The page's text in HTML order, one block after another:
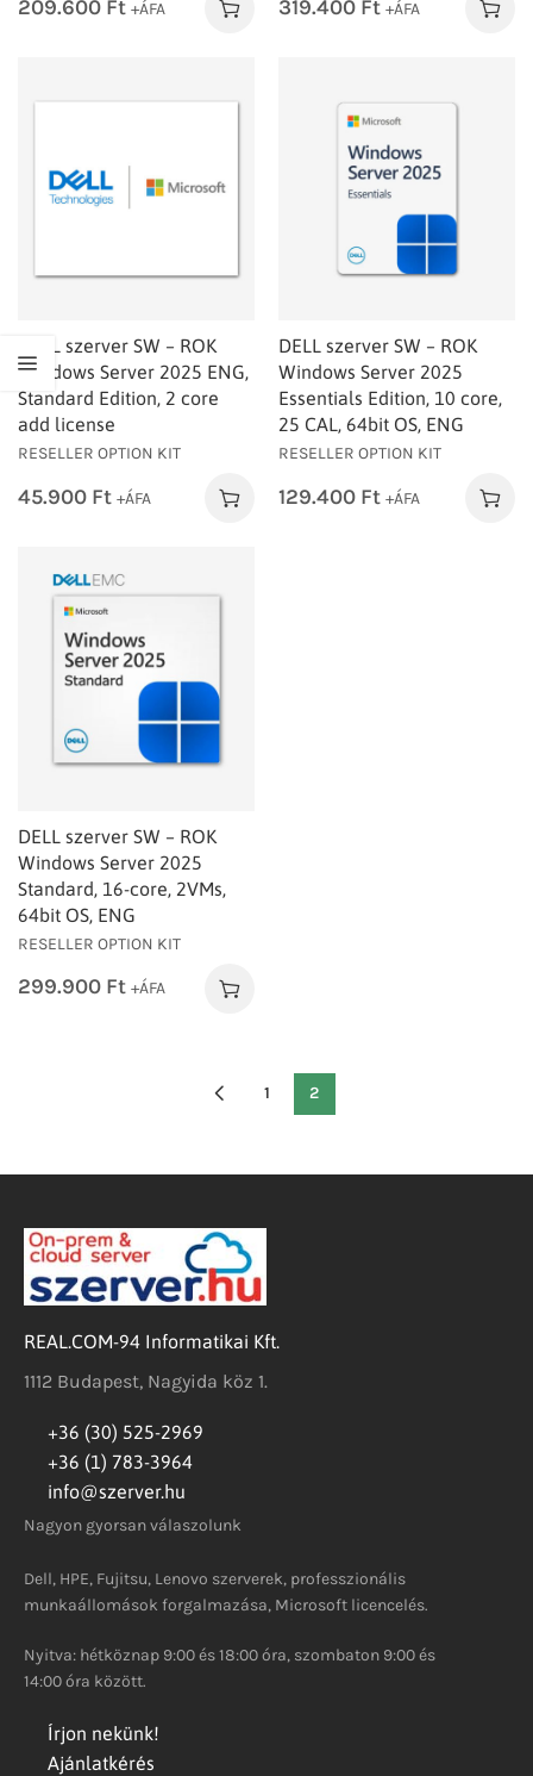
209.600 Ft +ÁFA 319.400 Ft +ÁFA
DELL szerver SW – ROK
Windows Server 2025 ENG,
Standard Edition, 2 core
add license
RESELLER OPTION KIT
45.900 Ft +ÁFA
DELL szerver SW – ROK
Windows Server 2025
Essentials Edition, 10 core,
25 CAL, 64bit OS, ENG
RESELLER OPTION KIT
129.400 Ft +ÁFA
DELL szerver SW – ROK
Windows Server 2025
Standard, 16-core, 2VMs,
64bit OS, ENG
RESELLER OPTION KIT
299.900 Ft +ÁFA
1 2
REAL.COM-94 Informatikai Kft.
1112 Budapest, Nagyida köz 1.
+36 (30) 525-2969
+36 (1) 783-3964
info@szerver.hu
Nagyon gyorsan válaszolunk
Dell, HPE, Fujitsu, Lenovo szerverek, professzionális
munkaállomások forgalmazása, Microsoft licencelés.
Nyitva: hétköznap 9:00 és 18:00 óra, szombaton 9:00 és
14:00 óra között.
Írjon nekünk!
Ajánlatkérés